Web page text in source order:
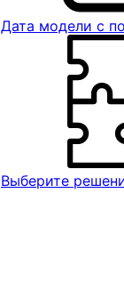
Дата модели с
Выберите